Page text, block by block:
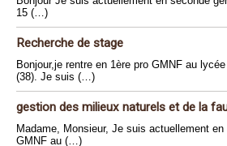
15 (…)
Recherche de stage
Bonjour,je rentre en 1ère pro GMNF au
(38). Je suis (…)
gestion des milieux naturels et de la
Madame, Monsieur, Je suis actuellement
GMNF au (…)